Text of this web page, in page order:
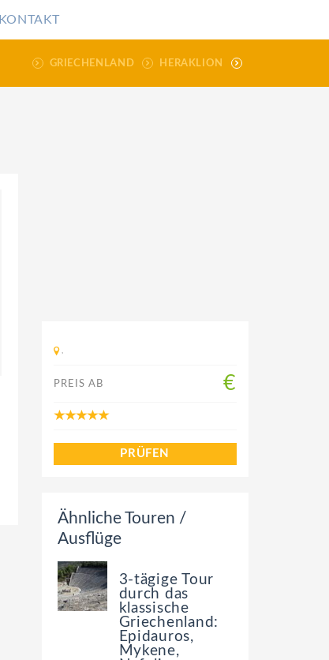
KONTAKT
GRIECHENLAND HERAKLION
,
PREIS AB €
PRÜFEN
Ähnliche Touren /
Ausflüge
3-tägige Tour
durch das
klassische
Griechenland:
Epidauros,
Mykene,